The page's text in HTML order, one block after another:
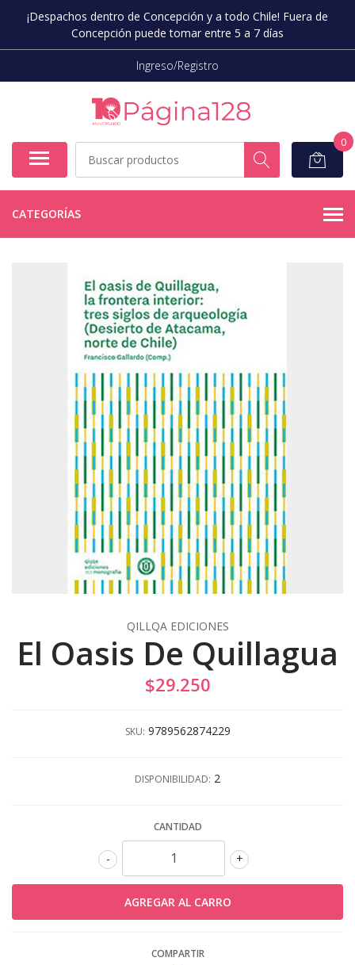
¡Despachos dentro de Concepción y a todo Chile! Fuera de
Concepción puede tomar entre 5 a 7 días
Ingreso/Registro
0
CATEGORÍAS
QILLQA EDICIONES
El Oasis De Quillagua
$29.250
SKU: 9789562874229
DISPONIBILIDAD: 2
CANTIDAD
+
-
COMPARTIR